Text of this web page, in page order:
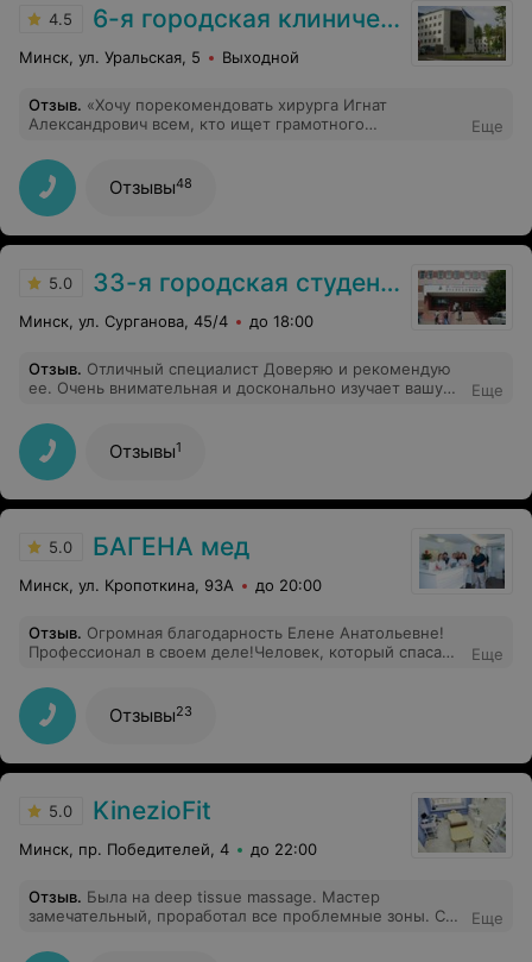
4.5 6-я городская клиническая больница
Минск, ул. Уральская, 5 Выходной
Отзыв. «Хочу порекомендовать хирурга Игнат
Александрович всем, кто ищет грамотного
профессионализма, компетентности и человеческого
отношения. Всё четко, по делу, грамотно и с заботой.
Спасибо!.»
Еще
Отзывы48
5.0 33-я городская студенческая поликлиника
Минск, ул. Сурганова, 45/4 до 18:00
Отзыв. Отличный специалист Доверяю и рекомендую
ее. Очень внимательная и досконально изучает вашу
Еще
Отзывы1
5.0 БАГЕНА мед
Минск, ул. Кропоткина, 93А до 20:00
Отзыв. Огромная благодарность Елене Анатольевне!
Профессионал в своем деле!Человек, который спасает
Еще
Отзывы23
5.0 KinezioFit
Минск, пр. Победителей, 4 до 22:00
Отзыв. Была на deep tissue massage. Мастер
замечательный, проработал все проблемные зоны. С
Еще